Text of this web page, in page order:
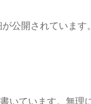
公開されています。
いています。無理